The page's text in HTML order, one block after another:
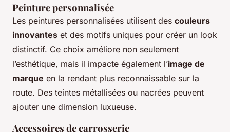
Peinture personnalisée
Les peintures personnalisées utilisent des couleurs
innovantes et des motifs uniques pour créer un look
distinctif. Ce choix améliore non seulement
l’esthétique, mais il impacte également l’image de
marque en la rendant plus reconnaissable sur la
route. Des teintes métallisées ou nacrées peuvent
ajouter une dimension luxueuse.
Accessoires de carrosserie